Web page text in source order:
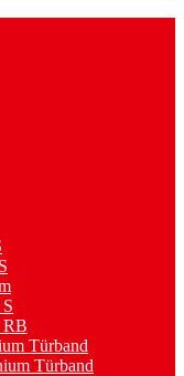
RB
Türband
Türband